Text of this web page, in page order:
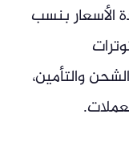
بنسب
التوترات
والتأمين،